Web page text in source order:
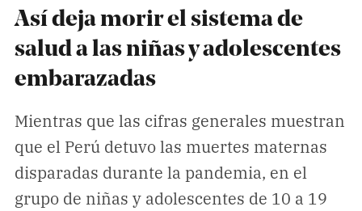
Comprueba
Climatopedia
Salud mental
Género
Sobremesa
Así deja morir el sistema de
salud a las niñas y adolescentes
embarazadas
Mientras que las cifras generales muestran
que el Perú detuvo las muertes maternas
disparadas durante la pandemia, en el
grupo de niñas y adolescentes de 10 a 19